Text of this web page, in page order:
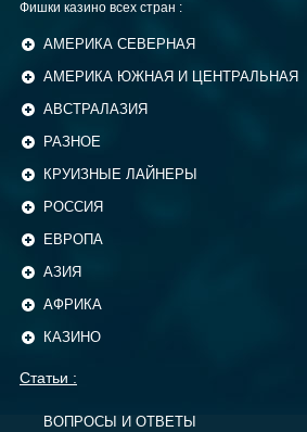
Фишки казино всех стран :
АМЕРИКА СЕВЕРНАЯ
АМЕРИКА ЮЖНАЯ И ЦЕНТРАЛЬНАЯ
АВСТРАЛАЗИЯ
РАЗНОЕ
КРУИЗНЫЕ ЛАЙНЕРЫ
РОССИЯ
ЕВРОПА
АЗИЯ
АФРИКА
КАЗИНО
Статьи :
ВОПРОСЫ И ОТВЕТЫ